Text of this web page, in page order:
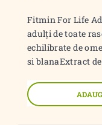
Fitmin For Life
adulți de toate
echilibrate de
si blanaExtract